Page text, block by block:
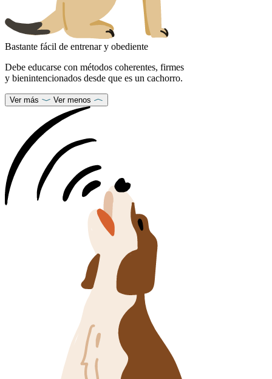
Bastante fácil de entrenar y obediente
Debe educarse con métodos coherentes, firmes
y bienintencionados desde que es un cachorro.
Ver más Ver menos